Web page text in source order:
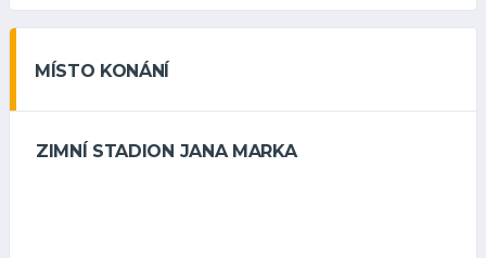
MÍSTO KONÁNÍ
ZIMNÍ STADION JANA MARKA